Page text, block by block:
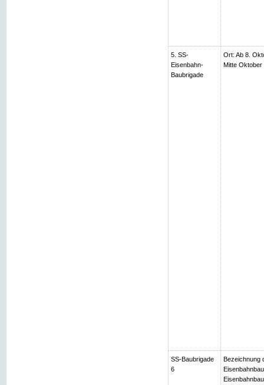
5. SS-
Eisenbahn-
Baubrigade
Ort: Ab 8.
Mitte
SS-Baubrigade
6
Bezeichnung